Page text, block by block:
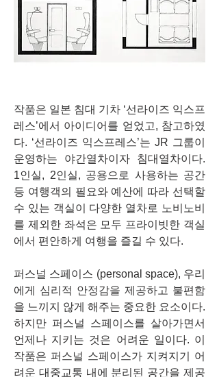
작품은 일본 침대 기차 ‘선라이즈 익스프
레스’에서 아이디어를 얻었고, 참고하였
다. ‘선라이즈 익스프레스’는 JR 그룹이
운영하는 야간열차이자 침대열차이다.
1인실, 2인실, 공용으로 사용하는 공간
등 여행객의 필요와 예산에 따라 선택할
수 있는 객실이 다양한 열차로 노비노비
를 제외한 좌석은 모두 프라이빗한 객실
에서 편안하게 여행을 즐길 수 있다.
퍼스널 스페이스 (personal space), 우리
에게 심리적 안정감을 제공하고 불편함
을 느끼지 않게 해주는 중요한 요소이다.
하지만 퍼스널 스페이스를 살아가면서
언제나 지키는 것은 어려운 일이다. 이
작품은 퍼스널 스페이스가 지켜지기 어
려운 대중교통 내에 분리된 공간을 제공